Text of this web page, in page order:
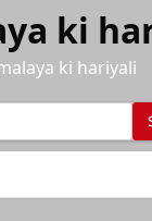
ki
ki hariyali